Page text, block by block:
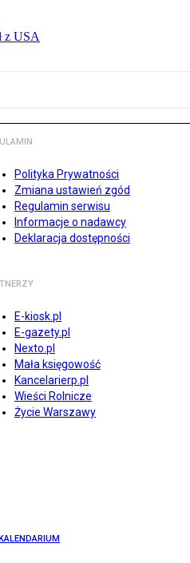
z USA
Polityka Prywatności
Zmiana ustawień zgód
Regulamin serwisu
Informacje o nadawcy
Deklaracja dostępności
E-kiosk.pl
E-gazety.pl
Nexto.pl
Mała księgowość
Kancelarierp.pl
Wieści Rolnicze
Życie Warszawy
KALENDARIUM